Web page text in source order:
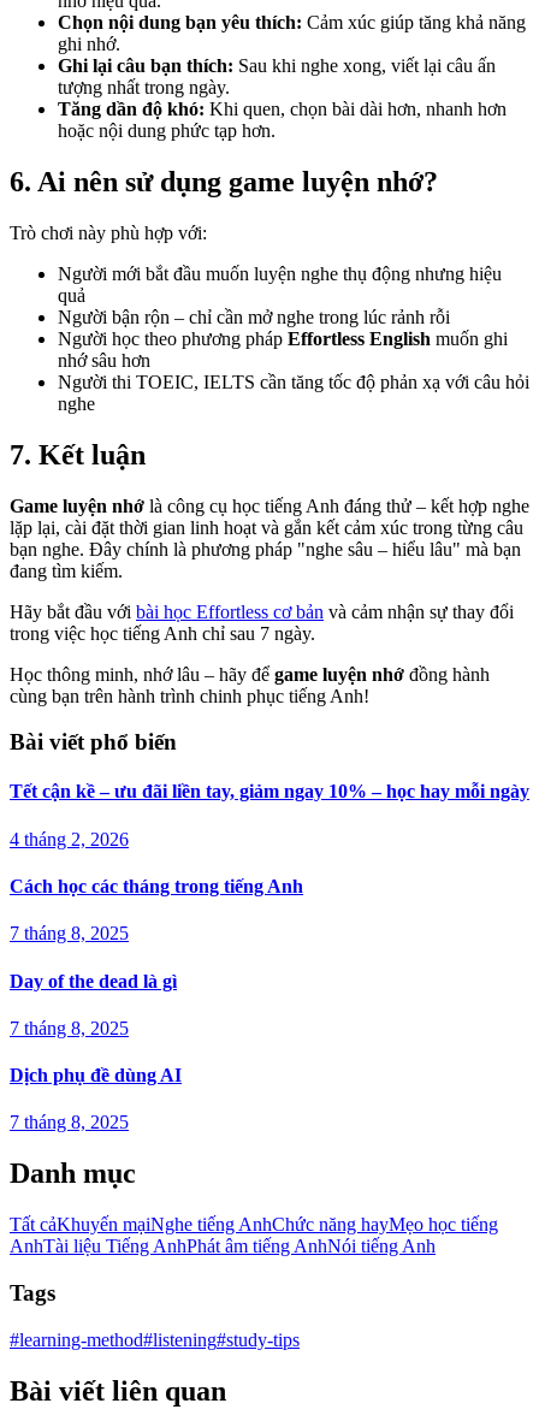
Chọn nội dung bạn yêu thích: Cảm xúc giúp tăng khả năng
ghi nhớ.
Ghi lại câu bạn thích: Sau khi nghe xong, viết lại câu ấn
tượng nhất trong ngày.
Tăng dần độ khó: Khi quen, chọn bài dài hơn, nhanh hơn
hoặc nội dung phức tạp hơn.
6. Ai nên sử dụng game luyện nhớ?
Trò chơi này phù hợp với:
Người mới bắt đầu muốn luyện nghe thụ động nhưng hiệu
quả
Người bận rộn – chỉ cần mở nghe trong lúc rảnh rỗi
Người học theo phương pháp Effortless English muốn ghi
nhớ sâu hơn
Người thi TOEIC, IELTS cần tăng tốc độ phản xạ với câu hỏi
nghe
7. Kết luận
Game luyện nhớ là công cụ học tiếng Anh đáng thử – kết hợp nghe
lặp lại, cài đặt thời gian linh hoạt và gắn kết cảm xúc trong từng câu
bạn nghe. Đây chính là phương pháp "nghe sâu – hiểu lâu" mà bạn
đang tìm kiếm.
Hãy bắt đầu với bài học Effortless cơ bản và cảm nhận sự thay đổi
trong việc học tiếng Anh chỉ sau 7 ngày.
Học thông minh, nhớ lâu – hãy để game luyện nhớ đồng hành
cùng bạn trên hành trình chinh phục tiếng Anh!
Bài viết phổ biến
Tết cận kề – ưu đãi liền tay, giảm ngay 10% – học hay mỗi ngày
4 tháng 2, 2026
Cách học các tháng trong tiếng Anh
7 tháng 8, 2025
Day of the dead là gì
7 tháng 8, 2025
Dịch phụ đề dùng AI
7 tháng 8, 2025
Danh mục
Tất cảKhuyến mạiNghe tiếng AnhChức năng hayMẹo học tiếng
AnhTài liệu Tiếng AnhPhát âm tiếng AnhNói tiếng Anh
Tags
#learning-method#listening#study-tips
Bài viết liên quan